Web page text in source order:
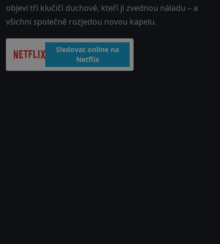
objeví tři klučičí duchové, kteří jí zvednou náladu – a
všichni společně rozjedou novou kapelu.
Sledovat online na
Netflix